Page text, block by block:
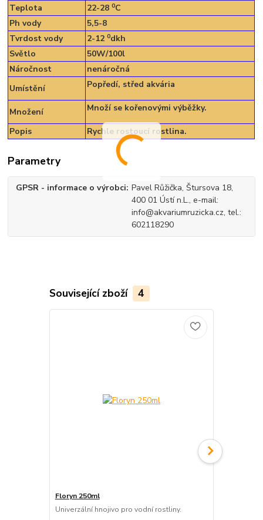
Teplota
22-280C
Ph vody
5,5-8
Tvrdost vody
2-120dkh
Světlo
50W/100l
Náročnost
nenáročná
Umístění
Popředí, střed akvária
Množení Množí se kořenovými výběžky.
Popis Rychle rostoucí rostlina.
Parametry
GPSR - informace o výrobci Pavel Růžička, Štursova 18,
400 01 Ústí n.L., e-mail:
info@akvariumruzicka.cz, tel.:
602118290
Související zboží 4
Floryn 250ml
Univerzální hnojivo pro vodní rostliny.